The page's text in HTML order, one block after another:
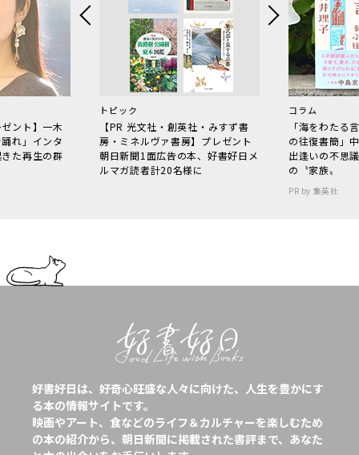
ント】一木
れ」インタ
た再生の群
トピック
【PR 光文社・創英社・みすず書
房・ミネルヴァ書房】プレゼント
朝日新聞1面広告の本、好書好日メ
ルマガ読者計20名様に
コラム
「海をわた
の往復書簡」
出逢いの不思
の〝家族〟
PR by 集英社
好書好日は、好奇心旺盛な人々に向けた、人生を豊かにす
る本の情報サイトです。
映画やアート、食などのライフ＆カルチャーを楽しむため
の本の紹介から、朝日新聞に掲載された書評まで、あなた